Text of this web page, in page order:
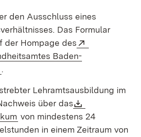
den Ausschluss eines
Das Formular
der Hompage des
Baden-
.
Lehramtsausbildung im
über das
(Öffnet in neuem Fenster)
von mindestens 24
in einem Zeitraum von